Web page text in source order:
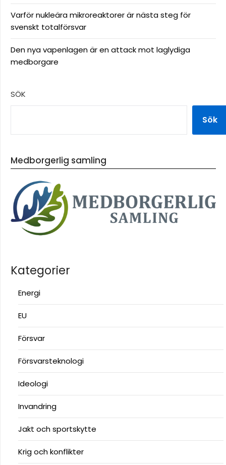
Varför nukleära mikroreaktorer är nästa steg för
svenskt totalförsvar
Den nya vapenlagen är en attack mot laglydiga
medborgare
SÖK
Sök
Medborgerlig samling
Kategorier
Energi
EU
Försvar
Försvarsteknologi
Ideologi
Invandring
Jakt och sportskytte
Krig och konflikter